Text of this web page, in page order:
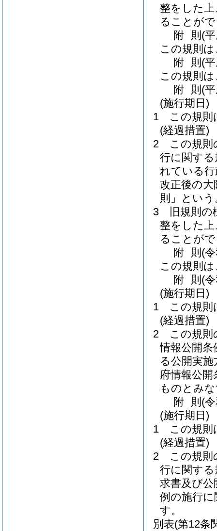
整をした
ることが
附 則 (
この規則
附 則 (
この規則
附 則 (
(施行期日)
1
この規則
(経過措置)
2
この規則
行に関する
れている行
改正後の
則」という
3
旧規則
整をした
ることが
附 則 (
この規則
附 則 (
(施行期日)
1
この規則
(経過措置)
2
この規則
情報公開
る公開実
府情報公
ものとみ
附 則 (
(施行期日)
1
この規則
(経過措置)
2
この規則
行に関す
求書及び公
例の施行
す。
別表(第12条